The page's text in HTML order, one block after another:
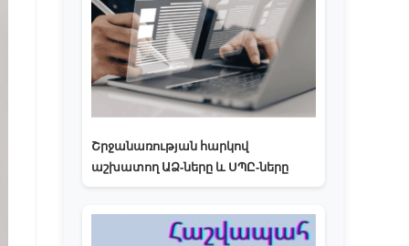
Շրջանառության հարկով
աշխատող ԱՁ-ները և ՍՊԸ-ները